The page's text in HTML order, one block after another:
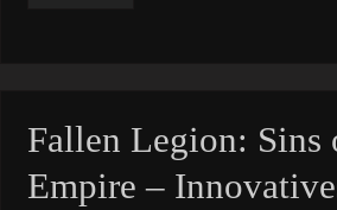
Fallen Legion: Sins
Empire –